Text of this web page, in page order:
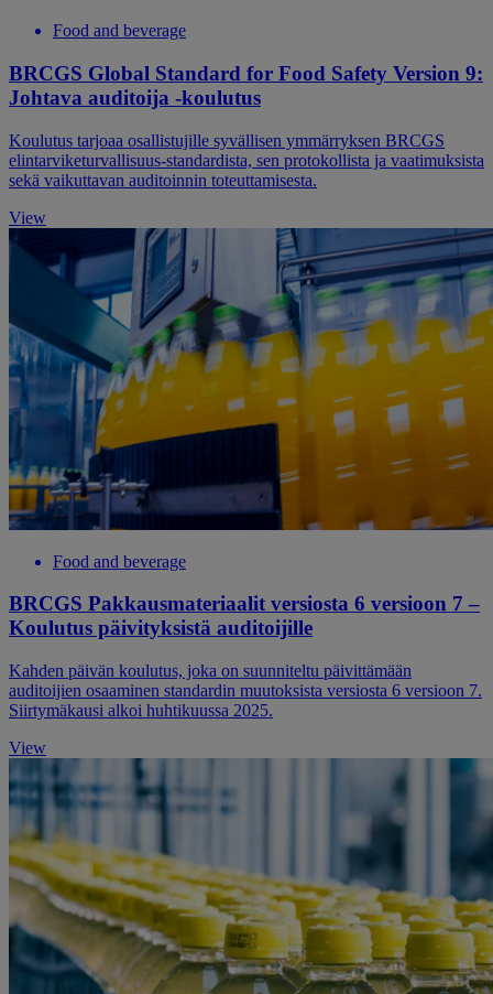
Food and beverage
BRCGS Global Standard for Food Safety Version 9:
Johtava auditoija -koulutus
Koulutus tarjoaa osallistujille syvällisen ymmärryksen BRCGS
elintarviketurvallisuus-standardista, sen protokollista ja vaatimuksista
sekä vaikuttavan auditoinnin toteuttamisesta.
View
Food and beverage
BRCGS Pakkausmateriaalit versiosta 6 versioon 7 –
Koulutus päivityksistä auditoijille
Kahden päivän koulutus, joka on suunniteltu päivittämään
auditoijien osaaminen standardin muutoksista versiosta 6 versioon 7.
Siirtymäkausi alkoi huhtikuussa 2025.
View